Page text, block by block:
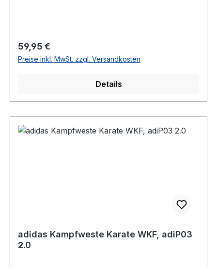
Regulärer Preis:
59,95 €
Preise inkl. MwSt. zzgl. Versandkosten
Details
adidas Kampfweste Karate WKF, adiP03
2.0